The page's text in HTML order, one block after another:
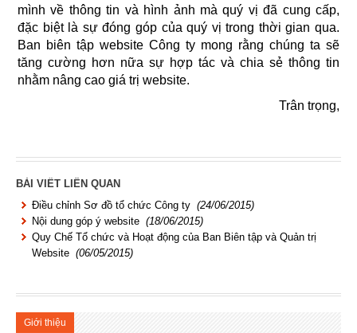
mình về thông tin và hình ảnh mà quý vị đã cung cấp,
đặc biệt là sự đóng góp của quý vị trong thời gian qua.
Ban biên tập website Công ty mong rằng chúng ta sẽ
tăng cường hơn nữa sự hợp tác và chia sẻ thông tin
nhằm nâng cao giá trị website.
Trân trọng,
BÀI VIẾT LIÊN QUAN
Điều chỉnh Sơ đồ tổ chức Công ty (24/06/2015)
Nội dung góp ý website (18/06/2015)
Quy Chế Tổ chức và Hoạt động của Ban Biên tập và Quản trị
Website (06/05/2015)
Giới thiệu